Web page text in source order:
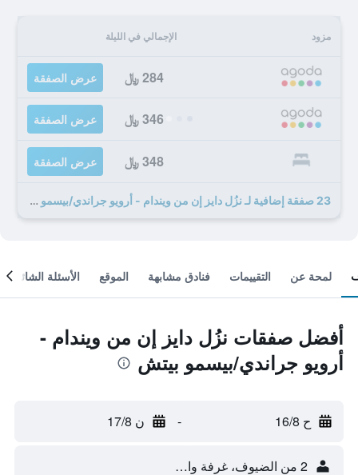
مزود الإجمالي في الليلة
284 ﷼ عرض الصفقة
346 ﷼ عرض الصفقة
348 ﷼ عرض الصفقة
23 صفقة إضافية لـ نزُل دايز إن من ويندام - أرويو جراندي/بيسمو بيتش
لمحة عن التقييمات فنادق مشابهة الموقع الأسئلة الشائعة
أفضل صفقات نزُل دايز إن من ويندام -
أرويو جراندي/بيسمو بيتش
ح 16/8 - ن 17/8
2 من الضيوف، غرفة واحدة